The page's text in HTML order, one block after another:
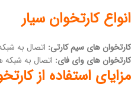
انواع کارتخوان سیار
کارتخوان های سیم کارتی: اتصال به
کارتخوان های وای فای: اتصال به شبکه
مزایای استفاده از